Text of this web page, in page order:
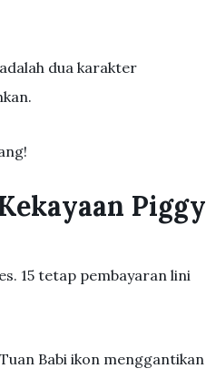
dua karakter
Piggy
15 tetap pembayaran lini
Babi ikon menggantikan